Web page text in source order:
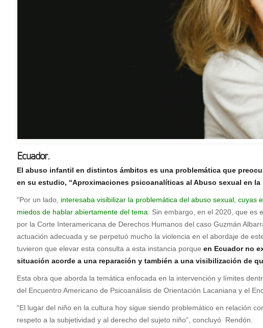
Ecuador.
El abuso infantil en distintos ámbitos es una problemática que
en su estudio, “Aproximaciones psicoanalíticas al Abuso sexual en la
“Por un lado, interesaba visibilizar la problemática del abuso sexual,
miedos de hablar abiertamente del tema.
Sin embargo, en el 2020, que es
por la Corte Interamericana de Derechos Humanos del caso Guzmán
actuación adecuada y se perpetuó mucho la violencia en el abordaje de
tuvieron que elevar esta consulta a esta instancia porque en Ecuador no
situación acorde a una reparación y también a una visibilización de
Esta obra que aborda la temática enfocada en la intervención y límites
del Encuentro Americano de Psicoanálisis de Orientación Lacaniana y el
“El lugar del niño en la cultura hoy sigue siendo problemático en relación
respeto a la subjetividad y al derecho del sujeto niño”, concluyó Rendón.